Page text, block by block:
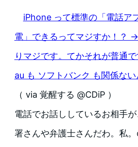
iPhone って標準の「電話ア
電」できるってマジすか！？
りマジです。てかそれが普通
au も ソフトバンク も関係ない
（ via 覚醒する @CDiP ）
電話でお話ししているお相手
署さんや弁護士さんだわ。私